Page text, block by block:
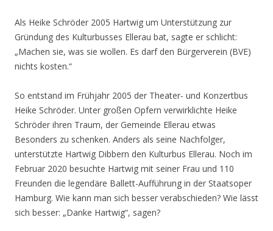
Als Heike Schröder 2005 Hartwig um Unterstützung zur
Gründung des Kulturbusses Ellerau bat, sagte er schlicht:
„Machen sie, was sie wollen. Es darf den Bürgerverein (BVE)
nichts kosten.“
So entstand im Frühjahr 2005 der Theater- und Konzertbus
Heike Schröder. Unter großen Opfern verwirklichte Heike
Schröder ihren Traum, der Gemeinde Ellerau etwas
Besonders zu schenken. Anders als seine Nachfolger,
unterstützte Hartwig Dibbern den Kulturbus Ellerau. Noch im
Februar 2020 besuchte Hartwig mit seiner Frau und 110
Freunden die legendäre Ballett-Aufführung in der Staatsoper
Hamburg. Wie kann man sich besser verabschieden? Wie lässt
sich besser: „Danke Hartwig“, sagen?